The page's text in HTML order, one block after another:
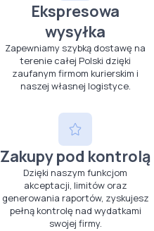
Ekspresowa
wysyłka
Zapewniamy szybką dostawę na
terenie całej Polski dzięki
zaufanym firmom kurierskim i
naszej własnej logistyce.
Zakupy pod kontrolą
Dzięki naszym funkcjom
akceptacji, limitów oraz
generowania raportów, zyskujesz
pełną kontrolę nad wydatkami
swojej firmy.